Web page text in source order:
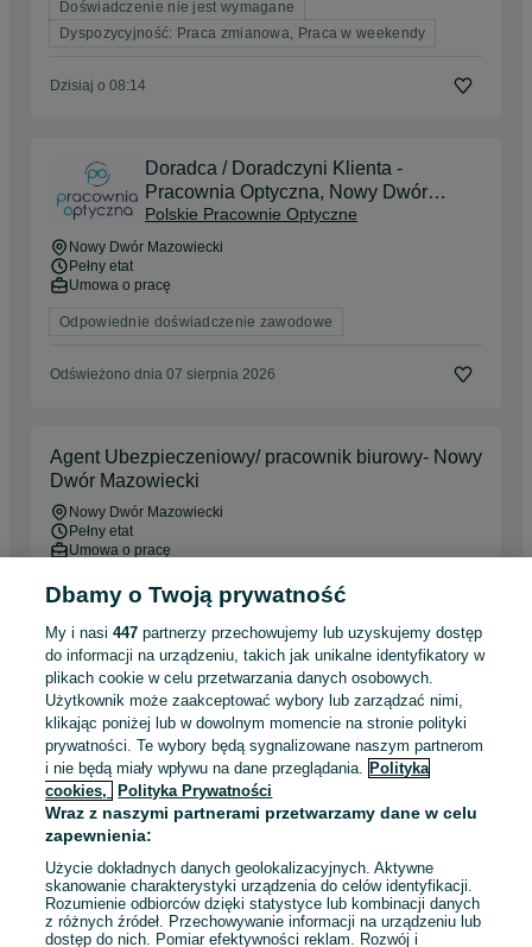
Doświadczenie nie jest wymagane
Dyspozycyjność: Praca zmianowa, Praca w weekendy
Dzisiaj o 08:14
Doradca / Doradczyni Klienta -
Pracownia Optyczna, Nowy Dwór
Mazowiecki
Polskie Pracownie Optyczne
Nowy Dwór Mazowiecki
Pełny etat
Umowa o pracę
Odpowiednie doświadczenie zawodowe
Odświeżono dnia 07 sierpnia 2026
Agent Ubezpieczeniowy/ pracownik biurowy- Nowy
Dwór Mazowiecki
Nowy Dwór Mazowiecki
Pełny etat
Umowa o pracę
Doświadczenie nie jest wymagane
Miejsce pracy: W siedzibie firmy
Odświeżono dnia 08 sierpnia 2026
Operator/ka produkcji
Winnica
Pełny etat
Umowa o pracę
Specjalne wymagania: Książeczka sanepidowska
Doświadczenie nie jest wymagane
Dyspozycyjność: Praca zmianowa, Praca w weekendy
Dbamy o Twoją prywatność
My i nasi447 partnerzy przechowujemy lub uzyskujemy dostęp
do informacji na urządzeniu, takich jak unikalne identyfikatory w
plikach cookie w celu przetwarzania danych osobowych.
Użytkownik może zaakceptować wybory lub zarządzać nimi,
klikając poniżej lub w dowolnym momencie na stronie polityki
prywatności. Te wybory będą sygnalizowane naszym partnerom
i nie będą miały wpływu na dane przeglądania. Polityka
cookies,
Polityka Prywatności
Wraz z naszymi partnerami przetwarzamy dane w celu
zapewnienia:
Użycie dokładnych danych geolokalizacyjnych. Aktywne
skanowanie charakterystyki urządzenia do celów identyfikacji.
Rozumienie odbiorców dzięki statystyce lub kombinacji danych
z różnych źródeł. Przechowywanie informacji na urządzeniu lub
dostęp do nich. Pomiar efektywności reklam. Rozwój i